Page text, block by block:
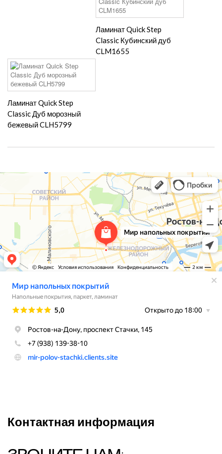
Ламинат Quick Step
Classic Кубинский дуб
CLM1655
Ламинат Quick Step
Classic Дуб морозный
бежевый CLH5799
Контактная информация